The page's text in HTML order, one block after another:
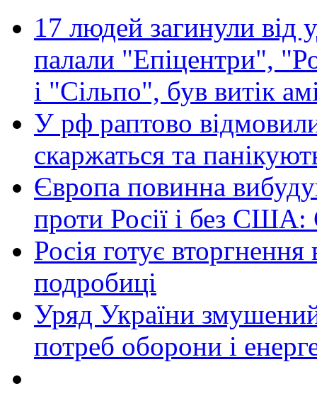
17 людей загинули від
палали "Епіцентри",
і "Сільпо", був витік
У рф раптово
скаржаться та
Європа повинна
проти Росії і без США:
Росія готує вторгнення
подробиці
Уряд України
потреб оборони і